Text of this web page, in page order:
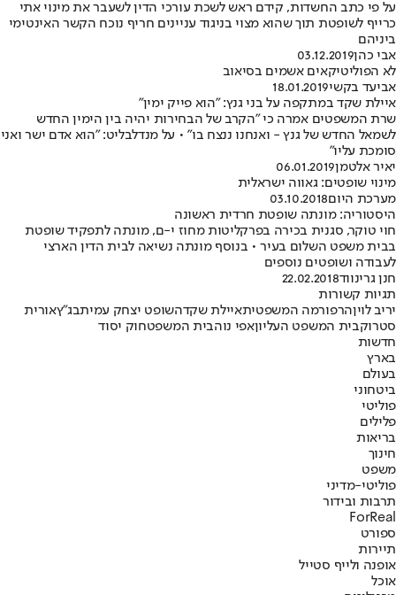
על פי כתב החשדות, קידם ראש לשכת עורכי הדין לשעבר את מינוי אתי
כרייף לשופטת תוך שהוא מצוי בניגוד עניינים חריף נוכח הקשר האינטימי
ביניהם
אבי כהן03.12.2019
לא הפוליטיקאים אשמים בסיאוב
אביעד בקשי18.01.2019
איילת שקד במתקפה על בני גנץ: "הוא פייק ימין"
שרת המשפטים אמרה כי "הקרב של הבחירות יהיה בין הימין החדש
לשמאל החדש של גנץ - ואנחנו ננצח בו" • על מנדלבליט: "הוא אדם ישר ואני
סומכת עליו"
יאיר אלטמן06.01.2019
מינוי שופטים: גאווה ישראלית
מערכת היום03.10.2018
היסטוריה: מונתה שופטת חרדית ראשונה
חוי טוקר, סגנית בכירה בפרקליטות מחוז י-ם, מונתה לתפקיד שופטת
בבית משפט השלום בעיר • בנוסף מונתה נשיאה לבית הדין הארצי
לעבודה ושופטים נוספים
חנן גרינווד22.02.2018
תגיות קשורות
יריב לויןהרפורמה המשפטיתאיילת שקדהשופט יצחק עמיתבג"ץאורית
סטרוקבית המשפט העליוןאפי נוהבית המשפטחוק יסוד
חדשות
בארץ
בעולם
ביטחוני
פוליטי
פלילים
בריאות
חינוך
משפט
פוליטי-מדיני
תרבות ובידור
ForReal
ספורט
תיירות
אופנה ולייף סטייל
אוכל